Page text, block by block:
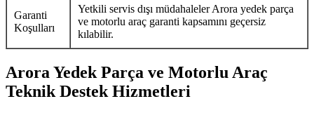
Garanti
Koşulları
Yetkili servis dışı müdahaleler Arora yedek parça
ve motorlu araç garanti kapsamını geçersiz
kılabilir.
Arora Yedek Parça ve Motorlu Araç
Teknik Destek Hizmetleri